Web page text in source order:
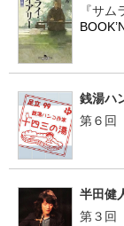
『サ
銭湯ハ
第６回
半田健
第３回